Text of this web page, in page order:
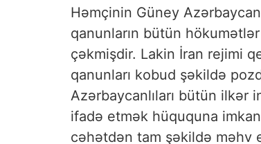
Həmçinin Güney
qanunların bütün
çəkmişdir. Lakin İran rejimi
qanunları kobud şəkildə
Azərbaycanlıları bütün
ifadə etmək hüququna
cəhətdən tam şəkildə məhv